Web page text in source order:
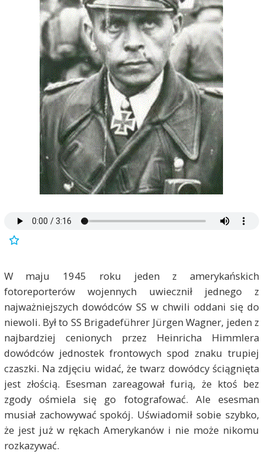
W maju 1945 roku jeden z amerykańskich
fotoreporterów wojennych uwiecznił jednego z
najważniejszych dowódców SS w chwili oddani się do
niewoli. Był to SS Brigadeführer Jürgen Wagner, jeden z
najbardziej cenionych przez Heinricha Himmlera
dowódców jednostek frontowych spod znaku trupiej
czaszki. Na zdjęciu widać, że twarz dowódcy ściągnięta
jest złością. Esesman zareagował furią, że ktoś bez
zgody ośmiela się go fotografować. Ale esesman
musiał zachowywać spokój. Uświadomił sobie szybko,
że jest już w rękach Amerykanów i nie może nikomu
rozkazywać.